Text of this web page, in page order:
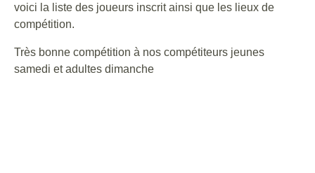
voici la liste des joueurs inscrit ainsi que les lieux de
compétition.
Très bonne compétition à nos compétiteurs jeunes
samedi et adultes dimanche